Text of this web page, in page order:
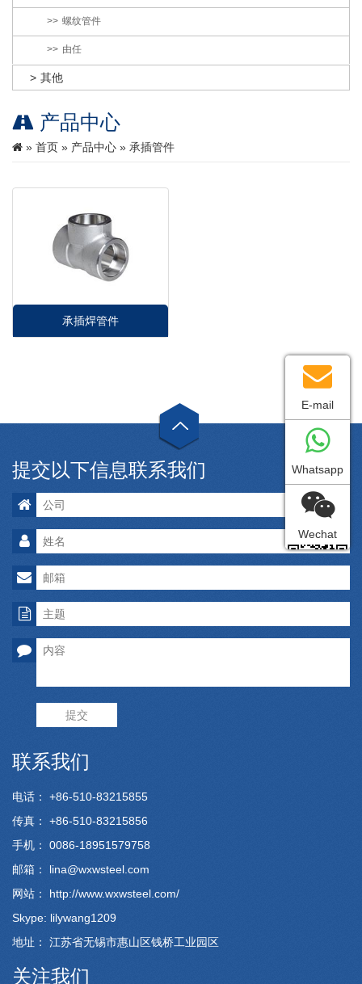
螺纹管件
由任
其他
产品中心
» 首页 » 产品中心 » 承插管件
承插焊管件
提交以下信息联系我们
提交
联系我们
电话： +86-510-83215855
传真： +86-510-83215856
手机： 0086-18951579758
邮箱： lina@wxwsteel.com
网站： http://www.wxwsteel.com/
Skype: lilywang1209
地址： 江苏省无锡市惠山区钱桥工业园区
关注我们
E-mail
Whatsapp
Wechat